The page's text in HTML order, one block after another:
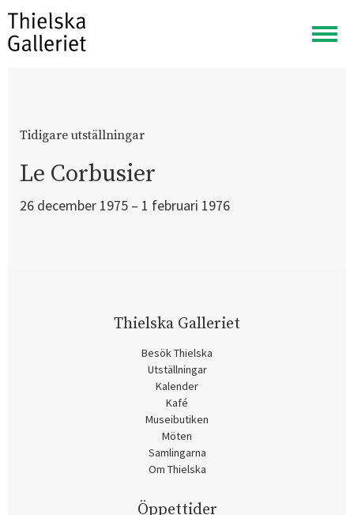
Visa
meny
Tidigare utställningar
Le Corbusier
26 december 1975 – 1 februari 1976
Thielska Galleriet
Besök Thielska
Utställningar
Kalender
Kafé
Museibutiken
Möten
Samlingarna
Om Thielska
Öppettider